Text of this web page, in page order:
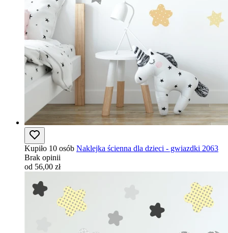
Kupiło 10 osób Naklejka ścienna dla dzieci - gwiazdki 2063
Brak opinii
od 56,00 zł